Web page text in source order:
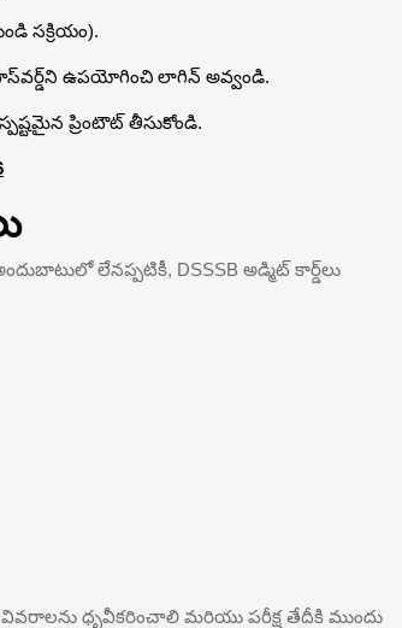
సక్రియం).
ఉపయోగించి లాగిన్ అవ్వండి.
ప్రింటౌట్ తీసుకోండి.
లేనప్పటికీ, DSSSB అడ్మిట్ కార్డ్‌లు
వివరాలను ధృవీకరించాలి మరియు పరీక్ష తేదీకి ముందు